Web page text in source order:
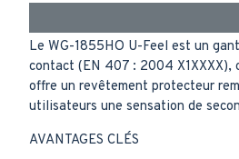
Le WG-1855HO U-Feel est un
contact (EN 407 : 2004
offre un revêtement protecteur
utilisateurs une sensation de
AVANTAGES CLÉS